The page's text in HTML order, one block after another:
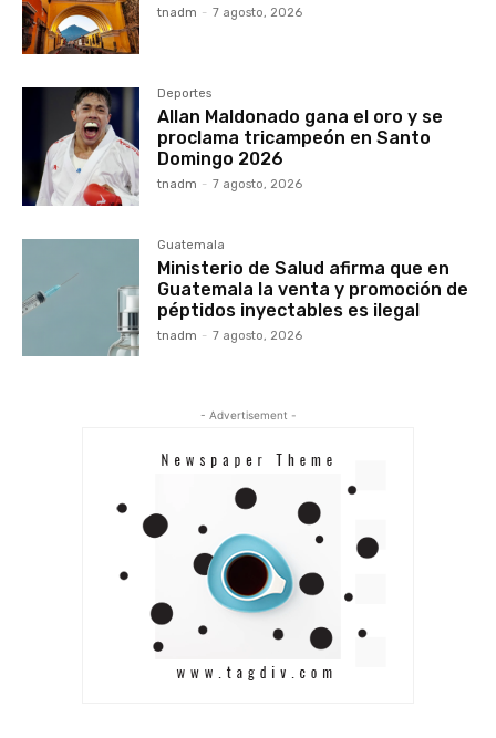
tnadm - 7 agosto, 2026
Deportes
Allan Maldonado gana el oro y se
proclama tricampeón en Santo
Domingo 2026
tnadm - 7 agosto, 2026
Guatemala
Ministerio de Salud afirma que en
Guatemala la venta y promoción de
péptidos inyectables es ilegal
tnadm - 7 agosto, 2026
- Advertisement -